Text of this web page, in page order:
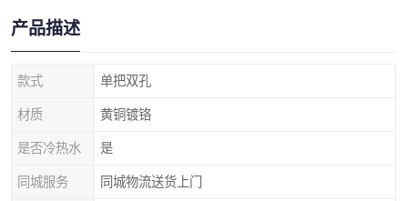
产品描述
款式 单把双孔
材质 黄铜镀铬
是否冷热水 是
同城服务 同城物流送货上门